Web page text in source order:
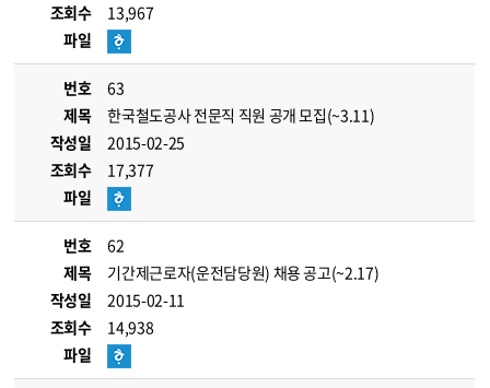
조회수
13,967
파일
번호
63
제목
한국철도공사 전문직 직원 공개 모집(~3.11)
작성일
2015-02-25
조회수
17,377
파일
번호
62
제목
기간제근로자(운전담당원) 채용 공고(~2.17)
작성일
2015-02-11
조회수
14,938
파일